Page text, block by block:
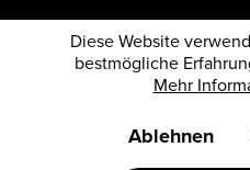
Diese Website
bestmögliche
Mehr
Ablehnen